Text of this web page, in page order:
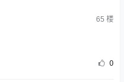
65 楼
0